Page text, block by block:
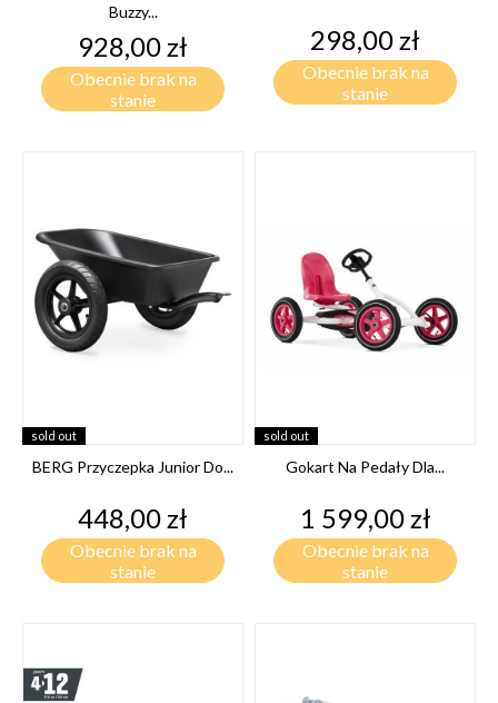
Buzzy...
Cena
928,00 zł
Obecnie brak na
stanie
Cena
298,00 zł
Obecnie brak na
stanie
sold out
BERG Przyczepka Junior Do...
Cena
448,00 zł
Obecnie brak na
stanie
sold out
Gokart Na Pedały Dla...
Cena
1 599,00 zł
Obecnie brak na
stanie